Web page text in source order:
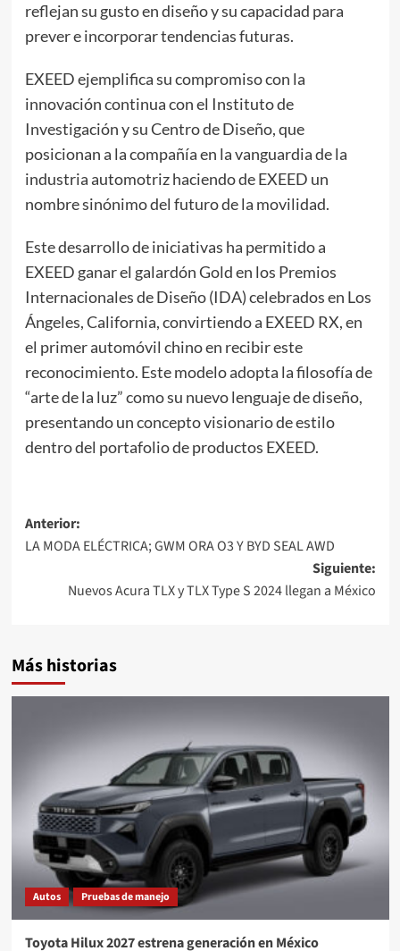
reflejan su gusto en diseño y su capacidad para
prever e incorporar tendencias futuras.
EXEED ejemplifica su compromiso con la
innovación continua con el Instituto de
Investigación y su Centro de Diseño, que
posicionan a la compañía en la vanguardia de la
industria automotriz haciendo de EXEED un
nombre sinónimo del futuro de la movilidad.
Este desarrollo de iniciativas ha permitido a
EXEED ganar el galardón Gold en los Premios
Internacionales de Diseño (IDA) celebrados en Los
Ángeles, California, convirtiendo a EXEED RX, en
el primer automóvil chino en recibir este
reconocimiento. Este modelo adopta la filosofía de
“arte de la luz” como su nuevo lenguaje de diseño,
presentando un concepto visionario de estilo
dentro del portafolio de productos EXEED.
Navegación
de
entradas
Anterior:
LA MODA ELÉCTRICA; GWM ORA O3 Y BYD SEAL AWD
Siguiente:
Nuevos Acura TLX y TLX Type S 2024 llegan a México
Más historias
Autos Pruebas de manejo
Toyota Hilux 2027 estrena generación en México